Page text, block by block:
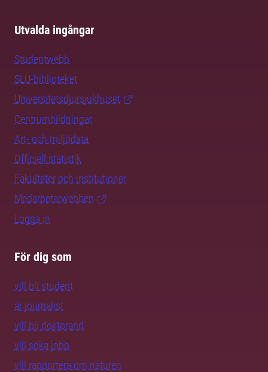
Utvalda ingångar
Studentwebb
SLU-biblioteket
Universitetsdjursjukhuset
Centrumbildningar
Art- och miljödata
Officiell statistik
Fakulteter och institutioner
Medarbetarwebben
Logga in
För dig som
vill bli student
är journalist
vill bli doktorand
vill söka jobb
vill rapportera om naturen